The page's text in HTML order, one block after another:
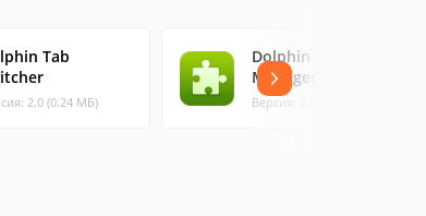
Tab
2.0 (0.24 МБ)
Dolphin Password
Manager Lite
Версия: 2.0 (0.15 МБ)